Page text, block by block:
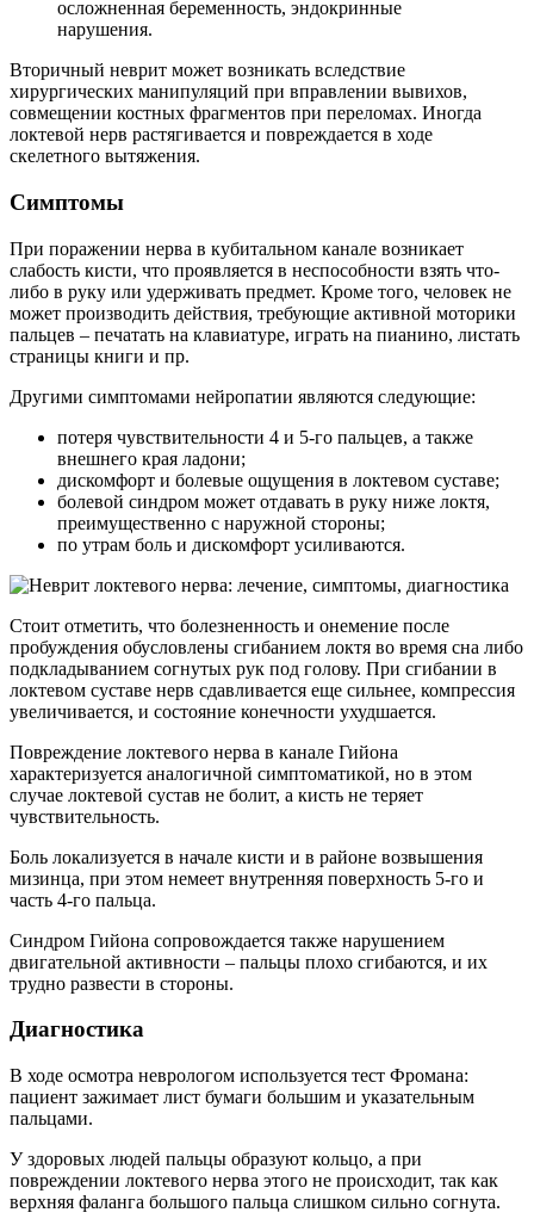
осложненная беременность, эндокринные
нарушения.
Вторичный неврит может возникать вследствие
хирургических манипуляций при вправлении вывихов,
совмещении костных фрагментов при переломах. Иногда
локтевой нерв растягивается и повреждается в ходе
скелетного вытяжения.
Симптомы
При поражении нерва в кубитальном канале возникает
слабость кисти, что проявляется в неспособности взять что-
либо в руку или удерживать предмет. Кроме того, человек не
может производить действия, требующие активной моторики
пальцев – печатать на клавиатуре, играть на пианино, листать
страницы книги и пр.
Другими симптомами нейропатии являются следующие:
потеря чувствительности 4 и 5-го пальцев, а также
внешнего края ладони;
дискомфорт и болевые ощущения в локтевом суставе;
болевой синдром может отдавать в руку ниже локтя,
преимущественно с наружной стороны;
по утрам боль и дискомфорт усиливаются.
Стоит отметить, что болезненность и онемение после
пробуждения обусловлены сгибанием локтя во время сна либо
подкладыванием согнутых рук под голову. При сгибании в
локтевом суставе нерв сдавливается еще сильнее, компрессия
увеличивается, и состояние конечности ухудшается.
Повреждение локтевого нерва в канале Гийона
характеризуется аналогичной симптоматикой, но в этом
случае локтевой сустав не болит, а кисть не теряет
чувствительность.
Боль локализуется в начале кисти и в районе возвышения
мизинца, при этом немеет внутренняя поверхность 5-го и
часть 4-го пальца.
Синдром Гийона сопровождается также нарушением
двигательной активности – пальцы плохо сгибаются, и их
трудно развести в стороны.
Диагностика
В ходе осмотра неврологом используется тест Фромана:
пациент зажимает лист бумаги большим и указательным
пальцами.
У здоровых людей пальцы образуют кольцо, а при
повреждении локтевого нерва этого не происходит, так как
верхняя фаланга большого пальца слишком сильно согнута.